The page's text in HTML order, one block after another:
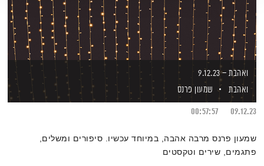
ואהבת – 9.12.23
ואהבת
שמעון פרנס
09.12.23
00:57:57
שמעון פרנס מרבה אהבה, במיוחד עכשיו. סיפורים ומשלים,
פתגמים, שירים וטקסטים